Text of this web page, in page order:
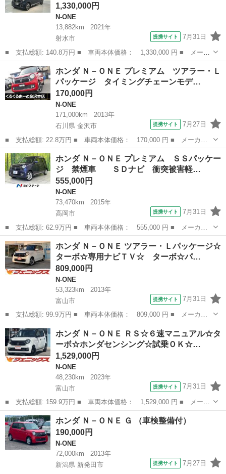
1,330,000円
N-ONE
13,882km
2021年
射水市
提携サイト 7月31日
■ 支払総額: 140.8万円 ■ 車両本体価格： 1,330,000 円 ■ メーカ
ー名： ホンダ ■ 車種名： Ｎ－ＯＮＥ ■ グレード名： プレミ
アム Ｈ ＳＥＮＳＩＮＧ 最長５年保証 ワンオ－ナ－ ナビＶＸ
Ｍ－２１...
富山 射水市 N-ONE
ホンダ Ｎ－ＯＮＥ プレミアム ツアラー・Ｌ
パッケージ タイミングチェーンモデ…
170,000円
N-ONE
171,000km
2013年
石川県 金沢市
提携サイト 7月27日
■ 支払総額: 22.8万円 ■ 車両本体価格： 170,000 円 ■ メーカー
名： ホンダ ■ 車種名： Ｎ－ＯＮＥ ■ グレード名： プレミア
ム ツアラー・Ｌパッケージ タイミングチェーンモデル ナビ 地
デジ ＣＤ／...
石川 金沢市 N-ONE
ホンダ Ｎ－ＯＮＥ プレミアム ＳＳパッケー
ジ 禁煙車 ＳＤナビ 衝突被害軽…
555,000円
N-ONE
73,470km
2015年
高岡市
提携サイト 7月31日
■ 支払総額: 62.9万円 ■ 車両本体価格： 555,000 円 ■ メーカー
名： ホンダ ■ 車種名： Ｎ－ＯＮＥ ■ グレード名： プレミア
ム ＳＳパッケージ 禁煙車 ＳＤナビ 衝突被害軽減システム
ＨＩＤヘッド...
富山 高岡市 N-ONE
ホンダ Ｎ－ＯＮＥ ツアラー・Ｌパッケージ☆
ターボ☆専用ナビＴＶ☆ ターボ☆パ…
809,000円
N-ONE
53,323km
2013年
富山市
提携サイト 7月31日
■ 支払総額: 99.9万円 ■ 車両本体価格： 809,000 円 ■ メーカー
名： ホンダ ■ 車種名： Ｎ－ＯＮＥ ■ グレード名： ツアラ
ー・Ｌパッケージ☆ターボ☆専用ナビＴＶ☆ ターボ☆パドルシフト
☆専用メモリー...
富山 富山市 N-ONE
ホンダ Ｎ－ＯＮＥ ＲＳ☆６速マニュアル☆タ
ーボ☆ホンダセンシング☆試乗ＯＫ☆…
1,529,000円
N-ONE
48,230km
2023年
富山市
提携サイト 7月31日
■ 支払総額: 159.9万円 ■ 車両本体価格： 1,529,000 円 ■ メーカ
ー名： ホンダ ■ 車種名： Ｎ－ＯＮＥ ■ グレード名： ＲＳ☆
６速マニュアル☆ターボ☆ホンダセンシング☆試乗ＯＫ☆ ワンオー
ナー☆ツ...
富山 富山市 N-ONE
ホンダ Ｎ－ＯＮＥ Ｇ （車検整備付）
190,000円
N-ONE
72,000km
2013年
新潟県 新発田市
提携サイト 7月27日